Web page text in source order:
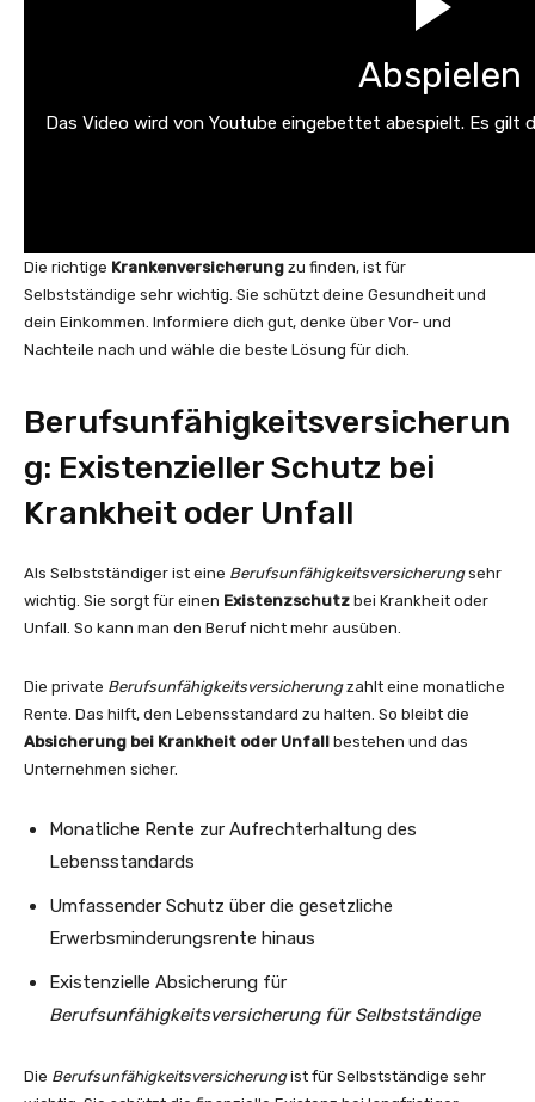
Abspielen
Das Video wird von Youtube eingebettet abespielt. Es gilt
Die richtige Krankenversicherung zu finden, ist für
Selbstständige sehr wichtig. Sie schützt deine Gesundheit und
dein Einkommen. Informiere dich gut, denke über Vor- und
Nachteile nach und wähle die beste Lösung für dich.
Berufsunfähigkeitsversicherun
g: Existenzieller Schutz bei
Krankheit oder Unfall
Als Selbstständiger ist eine Berufsunfähigkeitsversicherungsehr
wichtig. Sie sorgt für einen Existenzschutz bei Krankheit oder
Unfall. So kann man den Beruf nicht mehr ausüben.
Die private Berufsunfähigkeitsversicherungzahlt eine monatliche
Rente. Das hilft, den Lebensstandard zu halten. So bleibt die
Absicherung bei Krankheit oder Unfall bestehen und das
Unternehmen sicher.
Monatliche Rente zur Aufrechterhaltung des
Lebensstandards
Umfassender Schutz über die gesetzliche
Erwerbsminderungsrente hinaus
Existenzielle Absicherung für
Berufsunfähigkeitsversicherung für Selbstständige
Die Berufsunfähigkeitsversicherungist für Selbstständige sehr